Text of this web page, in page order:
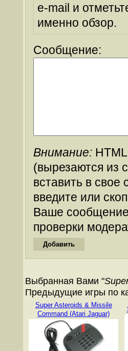
e-mail и
именно обзор.
Сообщение:
Внимание:
(вырезаются из
вставить в
введите или
Ваше
проверки
Выбранная Вами "
Предыдущие игры по
Super Asteroids & Missile
Command (Atari Jaguar)